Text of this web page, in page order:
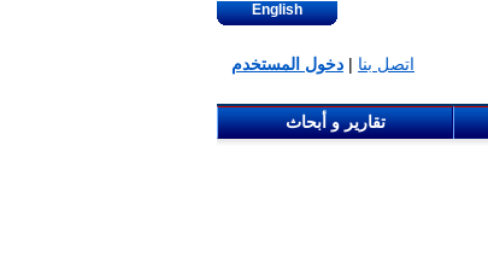
English
اتصل بنا | دخول المستخدم
تقارير و أبحاث